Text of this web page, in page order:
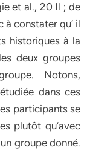
et al., 20 Il ; de
constater qu’ il
historiques à la
deux groupes
Notons,
dans ces
participants se
plutôt qu’avec
groupe donné.